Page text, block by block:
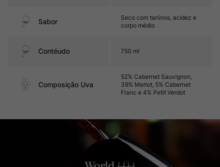
Sabor
Seco com taninos, acidez e
corpo médio
Contéudo 750 ml
Composição Uva
52% Cabernet Sauvignon,
39% Merlot, 5% Cabernet
Franc e 4% Petit Verdot